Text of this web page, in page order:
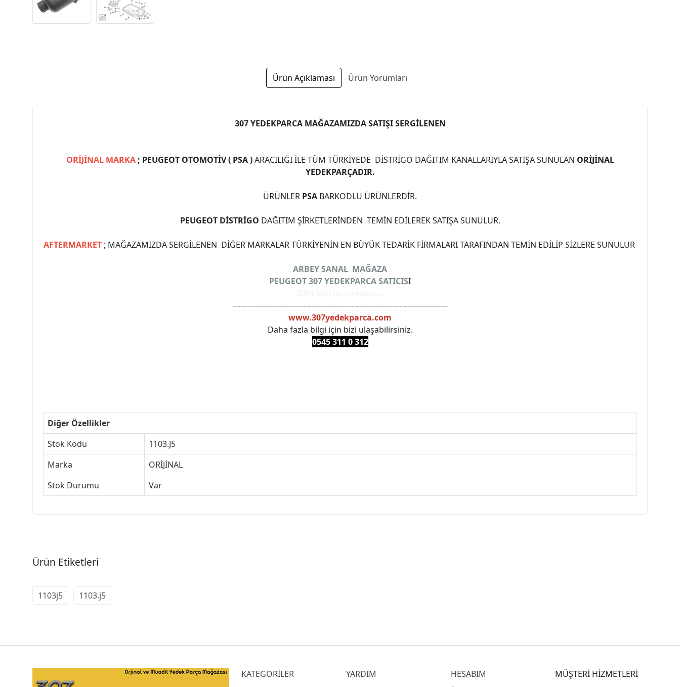
Ürün Açıklaması Ürün Yorumları
307 YEDEKPARCA MAĞAZAMIZDA SATIŞI SERGİLENEN
ORİJİNAL MARKA; PEUGEOT OTOMOTİV ( PSA )ARACILIĞI İLE TÜM TÜRKİYEDE DİSTRİGO DAĞITIM KANALLARIYLA SATIŞA SUNULAN ORİJİNAL
YEDEKPARÇADIR.
ÜRÜNLER PSA BARKODLU ÜRÜNLERDİR.
PEUGEOT DİSTRİGO DAĞITIM ŞİRKETLERİNDEN TEMİN EDİLEREK SATIŞA SUNULUR.
AFTERMARKET ; MAĞAZAMIZDA SERGİLENEN DİĞER MARKALAR TÜRKİYENİN EN BÜYÜK TEDARİK FİRMALARI TARAFINDAN TEMİN EDİLİP SİZLERE SUNULUR
ARBEY SANAL MAĞAZA
PEUGEOT 307 YEDEKPARCA SATICISI
-------------------------------------------------------------------------------------
www.307yedekparca.com
Daha fazla bilgi için bizi ulaşabilirsiniz.
0545 311 0 312
Diğer Özellikler
Stok Kodu
1103.J5
Marka
ORİJİNAL
Stok Durumu
Var
Ürün Etiketleri
1103j5 1103.j5
KATEGORİLER YARDIM HESABIM MÜŞTERİ HİZMETLERİ